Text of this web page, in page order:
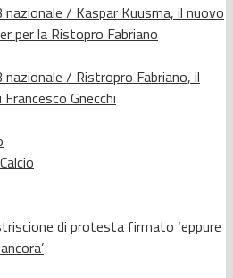
nazionale / Kaspar Kuusma, il nuovo
per la Ristopro Fabriano
nazionale / Ristropro Fabriano, il
Gnecchi
di protesta firmato ‘eppure